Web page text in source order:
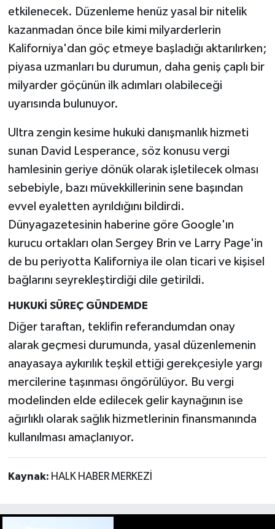
etkilenecek. Düzenleme henüz yasal bir nitelik
kazanmadan önce bile kimi milyarderlerin
Kaliforniya'dan göç etmeye başladığı aktarılırken;
piyasa uzmanları bu durumun, daha geniş çaplı bir
milyarder göçünün ilk adımları olabileceği
uyarısında bulunuyor.
Ultra zengin kesime hukuki danışmanlık hizmeti
sunan David Lesperance, söz konusu vergi
hamlesinin geriye dönük olarak işletilecek olması
sebebiyle, bazı müvekkillerinin sene başından
evvel eyaletten ayrıldığını bildirdi.
Dünyagazetesinin haberine göre Google'ın
kurucu ortakları olan Sergey Brin ve Larry Page'in
de bu periyotta Kaliforniya ile olan ticari ve kişisel
bağlarını seyrekleştirdiği dile getirildi.
HUKUKİ SÜREÇ GÜNDEMDE
Diğer taraftan, teklifin referandumdan onay
alarak geçmesi durumunda, yasal düzenlemenin
anayasaya aykırılık teşkil ettiği gerekçesiyle yargı
mercilerine taşınması öngörülüyor. Bu vergi
modelinden elde edilecek gelir kaynağının ise
ağırlıklı olarak sağlık hizmetlerinin finansmanında
kullanılması amaçlanıyor.
Kaynak: HALK HABER MERKEZİ